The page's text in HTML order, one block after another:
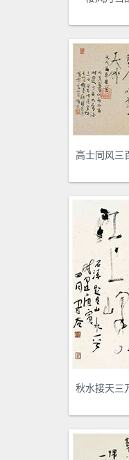
高士同风三
秋水接天三